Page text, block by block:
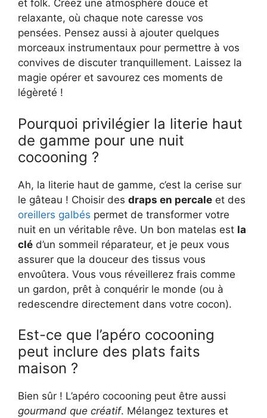
et folk. Créez une atmosphère douce et
relaxante, où chaque note caresse vos
pensées. Pensez aussi à ajouter quelques
morceaux instrumentaux pour permettre à vos
convives de discuter tranquillement. Laissez la
magie opérer et savourez ces moments de
légèreté !
Pourquoi privilégier la literie haut
de gamme pour une nuit
cocooning ?
Ah, la literie haut de gamme, c’est la cerise sur
le gâteau ! Choisir des draps en percale et des
oreillers galbés permet de transformer votre
nuit en un véritable rêve. Un bon matelas est la
clé d’un sommeil réparateur, et je peux vous
assurer que la douceur des tissus vous
envoûtera. Vous vous réveillerez frais comme
un gardon, prêt à conquérir le monde (ou à
redescendre directement dans votre cocon).
Est-ce que l’apéro cocooning
peut inclure des plats faits
maison ?
Bien sûr ! L’apéro cocooning peut être aussi
gourmand que créatif. Mélangez textures et